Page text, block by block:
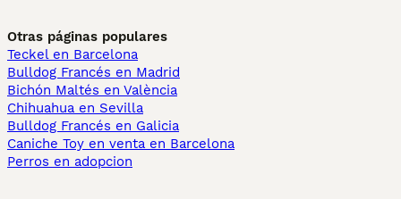
Otras páginas populares
Teckel en Barcelona
Bulldog Francés en Madrid
Bichón Maltés en València
Chihuahua en Sevilla
Bulldog Francés en Galicia
Caniche Toy en venta en Barcelona
Perros en adopcion